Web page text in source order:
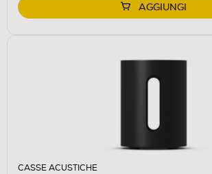
AGGIUNGI
CASSE ACUSTICHE